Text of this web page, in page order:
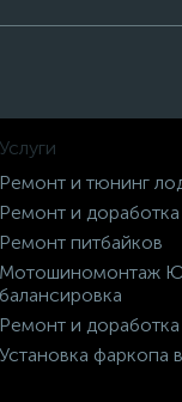
Услуги
Ремонт и тюнинг
Ремонт и
Ремонт питбайков
Мотошиномонтаж
балансировка
Ремонт и
Установка фаркопа